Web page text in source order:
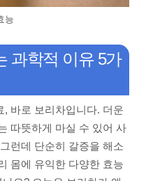
능
과학적 이유 5가
바로 보리차입니다. 더운
따뜻하게 마실 수 있어 사
런데 단순히 갈증을 해소
몸에 유익한 다양한 효능